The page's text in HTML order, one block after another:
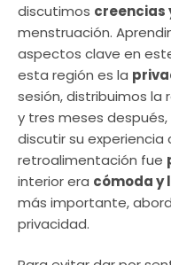
discutimos creencias
menstruación.
aspectos clave en
esta región es la
sesión, distribuimos la
y tres meses
discutir su experiencia
retroalimentación fue
interior era cómoda y
más importante,
privacidad.